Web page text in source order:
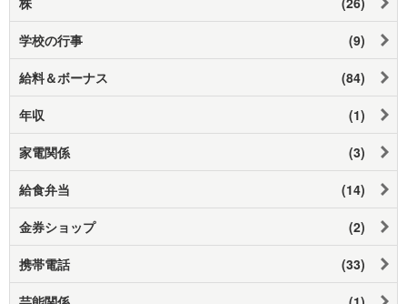
学校の行事 (9)
給料＆ボーナス (84)
年収 (1)
家電関係 (3)
給食弁当 (14)
金券ショップ (2)
携帯電話 (33)